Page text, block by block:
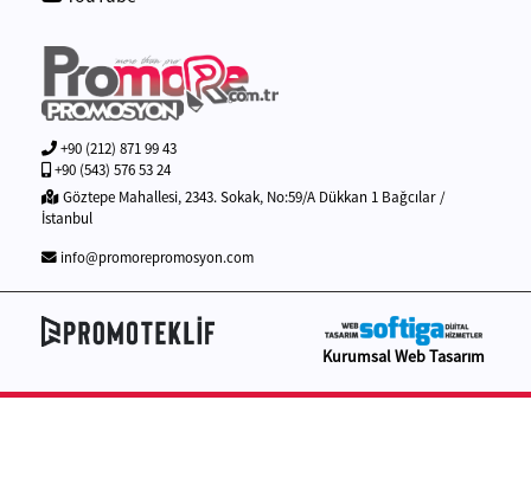
+90 (212) 871 99 43
+90 (543) 576 53 24
Göztepe Mahallesi, 2343. Sokak, No:59/A Dükkan 1 Bağcılar /
İstanbul
info@promorepromosyon.com
Kurumsal Web Tasarım